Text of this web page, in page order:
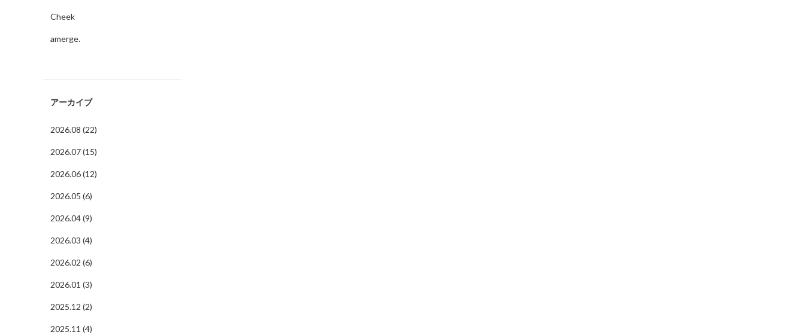
Cheek
amerge.
アーカイブ
2026.08 (22)
2026.07 (15)
2026.06 (12)
2026.05 (6)
2026.04 (9)
2026.03 (4)
2026.02 (6)
2026.01 (3)
2025.12 (2)
2025.11 (4)